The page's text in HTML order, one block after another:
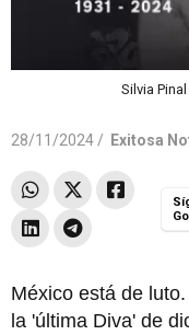
Silvia
28/11/2024 / Exitosa
México está de luto.
la 'última Diva' de